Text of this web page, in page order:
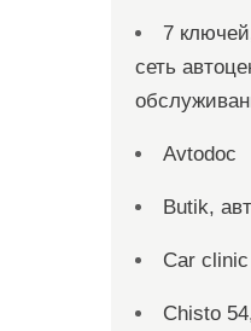
7
сеть
Avtodoc
Butik,
Car clinic
Chisto